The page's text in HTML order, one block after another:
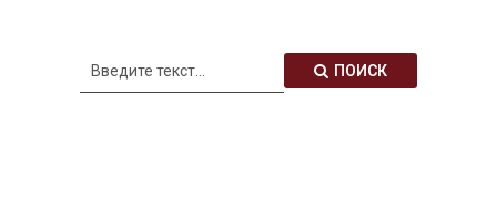
Митрополия ПОИСК